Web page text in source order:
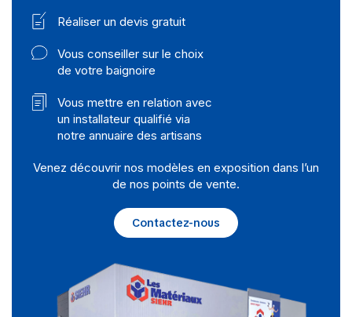
Réaliser un devis gratuit
Vous conseiller sur le choix
de votre baignoire
Vous mettre en relation avec
un installateur qualifié via
notre annuaire des artisans
Venez découvrir nos modèles en exposition dans l’un
de nos points de vente.
Contactez-nous